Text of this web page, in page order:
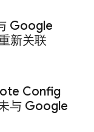
Google
新关联
Config
与 Google